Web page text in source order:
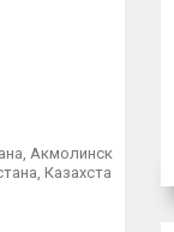
Акмолинск
Казахста